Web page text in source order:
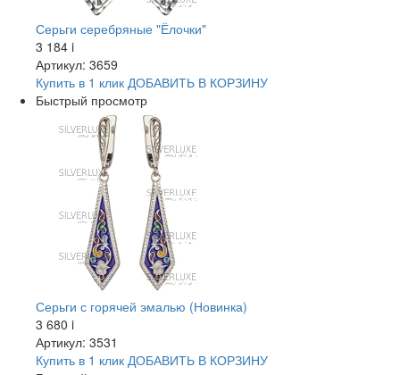
Серьги серебряные "Ёлочки"
3 184 i
Артикул: 3659
Купить в 1 клик ДОБАВИТЬ В КОРЗИНУ
Быстрый просмотр
Серьги с горячей эмалью (Новинка)
3 680 i
Артикул: 3531
Купить в 1 клик ДОБАВИТЬ В КОРЗИНУ